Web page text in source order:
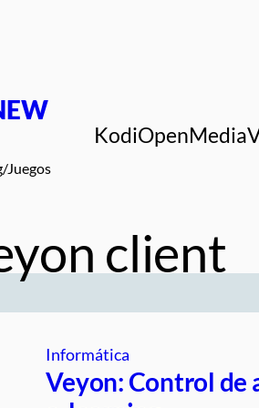
Juegos
Kodi
client
Informática
Veyon: Control de